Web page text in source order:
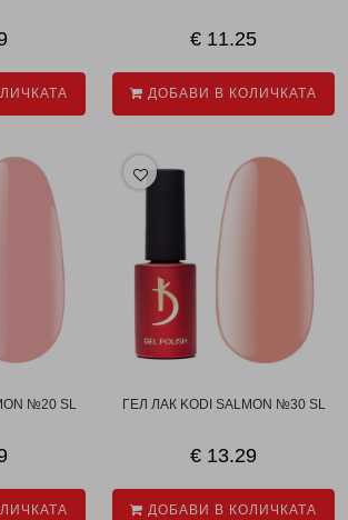
€ 11.25
ДОБАВИ В КОЛИЧКАТА
№20 SL ГЕЛ ЛАК KODI SALMON №30 SL
€ 13.29
ДОБАВИ В КОЛИЧКАТА